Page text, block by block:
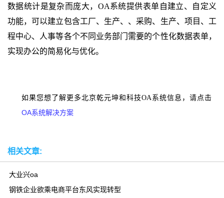
数据统计是复杂而庞大， OA系统提供表单自建立、自定义
功能，可以建立包含工厂、生产、、采购、生产、项目、工
程中心、人事等各个不同业务部门需要的个性化数据表单，
实现办公的简易化与优化。
如果您想了解更多北京乾元坤和科技OA系统信息，请点击
OA系统解决方案
相关文章:
大业兴oa
钢铁企业欲乘电商平台东风实现转型